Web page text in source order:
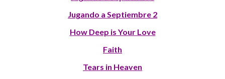
Jugando a Septiembre 2
How Deep is Your Love
Faith
Tears in Heaven